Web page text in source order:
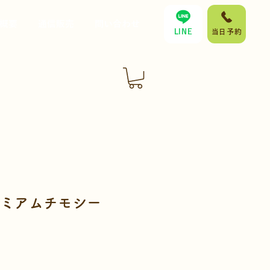
当日予約
LINE
アムチモシー